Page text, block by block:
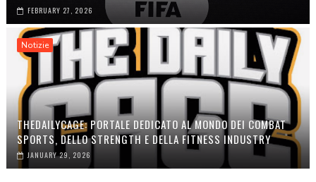
FEBRUARY 27, 2026
Notizie
THEDAILYCAGE: PORTALE DEDICATO AL MONDO DEI COMBAT
SPORTS, DELLO STRENGTH E DELLA FITNESS INDUSTRY
JANUARY 29, 2026